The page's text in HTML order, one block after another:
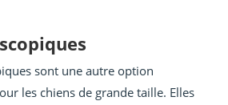
sont une autre option
les chiens de grande taille. Elles